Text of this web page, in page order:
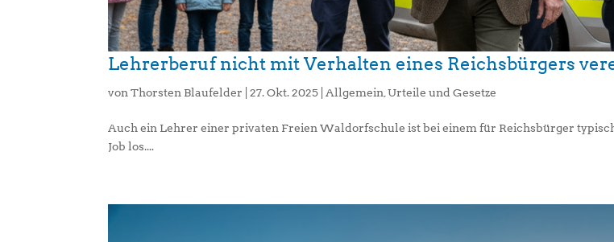
Lehrerberuf nicht mit Verhalten eines Reichsbürgers
vonThorsten Blaufelder |27. Okt. 2025 Allgemein ,Urteile und Gesetze
Auch ein Lehrer einer privaten Freien Waldorfschule ist bei einem für Reichsbürger
Job los....